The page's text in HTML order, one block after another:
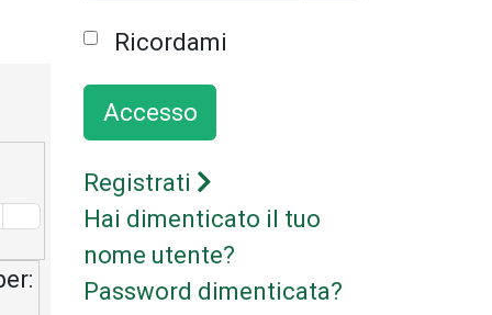
Ricordami
Accesso
Registrati
Hai dimenticato il tuo
nome utente?
Password dimenticata?